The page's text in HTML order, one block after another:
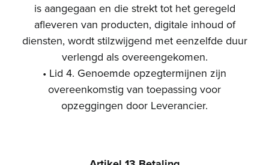
is aangegaan en die strekt tot het geregeld
afleveren van producten, digitale inhoud of
diensten, wordt stilzwijgend met eenzelfde duur
verlengd als overeengekomen.
• Lid 4. Genoemde opzegtermijnen zijn
overeenkomstig van toepassing voor
opzeggingen door Leverancier.